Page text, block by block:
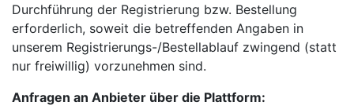
Durchführung der Registrierung bzw. Bestellung
erforderlich, soweit die betreffenden Angaben in
unserem Registrierungs-/Bestellablauf zwingend (statt
nur freiwillig) vorzunehmen sind.
Anfragen an Anbieter über die Plattform: